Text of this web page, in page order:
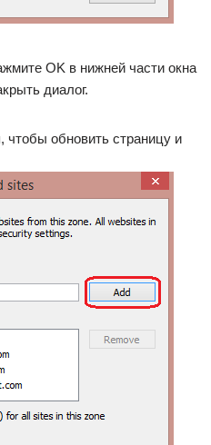
OK в нижней части окна
диалог.
обновить страницу и